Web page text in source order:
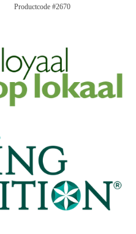
Productcode #2670